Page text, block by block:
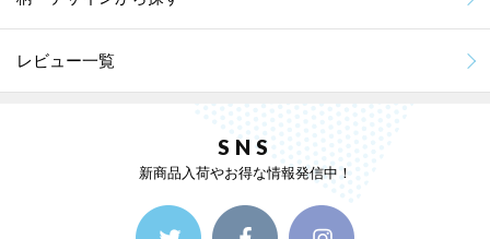
レビュー一覧
SNS
新商品入荷やお得な情報発信中！